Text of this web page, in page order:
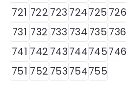
721 722 723 724725 726
731 732 733 734 735 736
741 742 743744745746
751 752 753754755